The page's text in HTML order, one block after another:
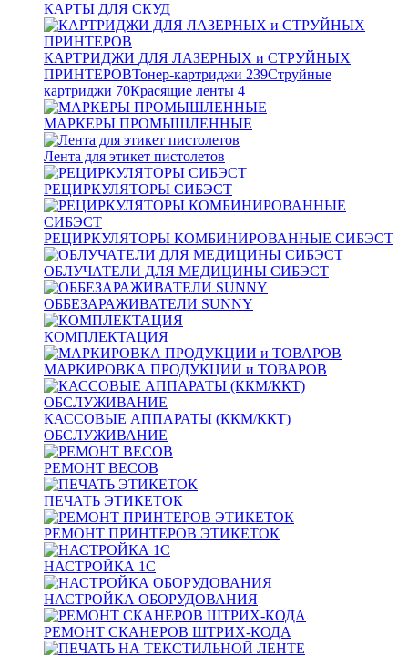
КАРТЫ ДЛЯ СКУД
КАРТРИДЖИ ДЛЯ ЛАЗЕРНЫХ и СТРУЙНЫХ
ПРИНТЕРОВТонер-картриджи 239Струйные
картриджи 70Красящие ленты 4
МАРКЕРЫ ПРОМЫШЛЕННЫЕ
Лента для этикет пистолетов
РЕЦИРКУЛЯТОРЫ СИБЭСТ
РЕЦИРКУЛЯТОРЫ КОМБИНИРОВАННЫЕ СИБЭСТ
ОБЛУЧАТЕЛИ ДЛЯ МЕДИЦИНЫ СИБЭСТ
ОББЕЗАРАЖИВАТЕЛИ SUNNY
КОМПЛЕКТАЦИЯ
МАРКИРОВКА ПРОДУКЦИИ и ТОВАРОВ
КАССОВЫЕ АППАРАТЫ (ККМ/ККТ)
ОБСЛУЖИВАНИЕ
РЕМОНТ ВЕСОВ
ПЕЧАТЬ ЭТИКЕТОК
РЕМОНТ ПРИНТЕРОВ ЭТИКЕТОК
НАСТРОЙКА 1С
НАСТРОЙКА ОБОРУДОВАНИЯ
РЕМОНТ СКАНЕРОВ ШТРИХ-КОДА